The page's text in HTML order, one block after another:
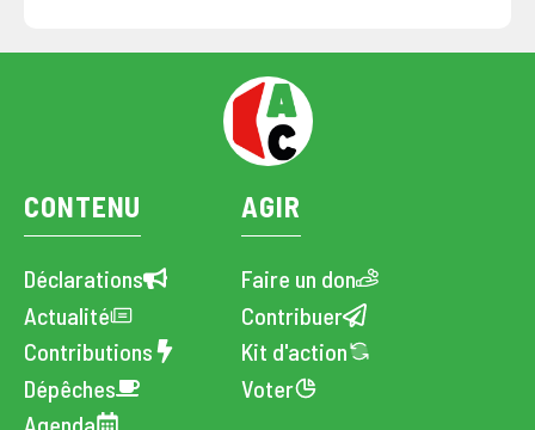
CONTENU
Déclarations
Actualité
Contributions
Dépêches
Agenda
AGIR
Faire un don
Contribuer
Kit d'action
Voter